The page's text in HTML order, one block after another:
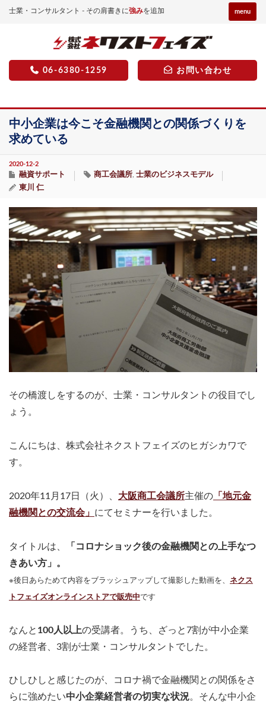
士業・コンサルタント - その肩書きに強みを追加 menu
06-6380-1259 お問い合わせ
中小企業は今こそ金融機関との関係づくりを
求めている
2020-12-2
融資サポート 商工会議所 士業のビジネスモデル
東川 仁
その橋渡しをするのが、士業・コンサルタントの役目でし
ょう。
こんにちは、株式会社ネクストフェイズのヒガシカワで
す。
2020年11月17日（火）、 大阪商工会議所主催の 「地元金
融機関との交流会」 にてセミナーを行いました。
タイトルは、
「コロナショック後の金融機関との上手なつ
きあい方」。
※後日あらためて内容をブラッシュアップして撮影した動画を、 ネクス
トフェイズオンラインストアで販売中です
なんと 100人以上の受講者。うち、ざっと7割が中小企業
の経営者、3割が士業・コンサルタントでした。
ひしひしと感じたのが、コロナ禍で金融機関との関係をさ
らに強めたい中小企業経営者の切実な状況。そんな中小企